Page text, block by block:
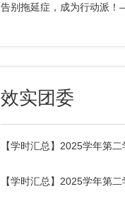
效实团委
【学时汇总】2025学年第
【学时汇总】2025学年第